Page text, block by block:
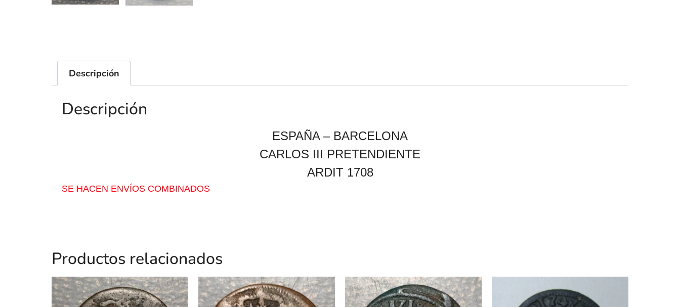
Descripción
Descripción
ESPAÑA – BARCELONA
CARLOS III PRETENDIENTE
ARDIT 1708
SE HACEN ENVÍOS COMBINADOS
Productos relacionados